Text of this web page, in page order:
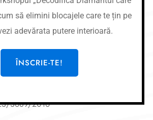
SRL
3689/2016
să elimini blocajele care te țin pe
adevărata putere interioară.
ÎNSCRIE-TE!